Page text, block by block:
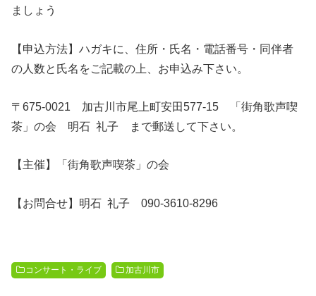
ましょう
【申込方法】ハガキに、住所・氏名・電話番号・同伴者
の人数と氏名をご記載の上、お申込み下さい。
〒675-0021 加古川市尾上町安田577-15 「街角歌声喫
茶」の会 明石 礼子 まで郵送して下さい。
【主催】「街角歌声喫茶」の会
【お問合せ】明石 礼子 090-3610-8296
コンサート・ライブ 加古川市